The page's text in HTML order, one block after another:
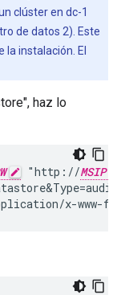
clúster en dc-1
de datos 2). Este
instalación. El
haz lo
"http://
x-www-